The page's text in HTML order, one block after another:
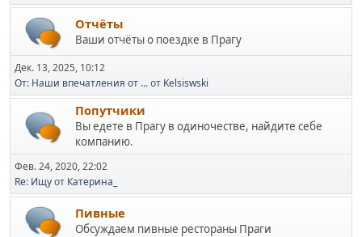
Отчёты
Ваши отчёты о поездке в Прагу
Дек. 13, 2025, 10:12
От: Наши впечатления от ...от Kelsiswski
Попутчики
Вы едете в Прагу в одиночестве, найдите себе
компанию.
Фев. 24, 2020, 22:02
Re: Ищуот Катерина_
Пивные
Обсуждаем пивные рестораны Праги